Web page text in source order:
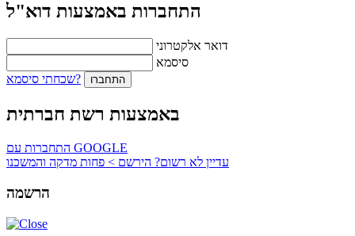
התחברות באמצעות דוא"ל
דואר אלקטרוני
סיסמא
שכחתי סיסמא?
התחברו
באמצעות רשת חברתית
התחברות עם GOOGLE
עדיין לא רשום? הירשם > פחות מדקה והמשכנו
הרשמה